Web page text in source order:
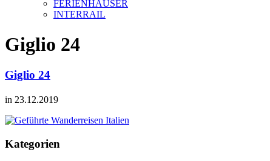
FERIENHÄUSER
INTERRAIL
Giglio 24
Giglio 24
in 23.12.2019
Kategorien